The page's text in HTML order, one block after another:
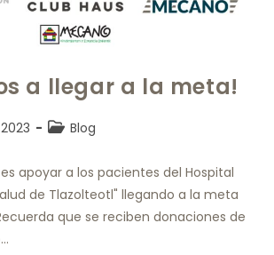
a llegar a la meta!
Blog
apoyar a los pacientes del Hospital
de Tlazolteotl" llegando a la meta
que se reciben donaciones de